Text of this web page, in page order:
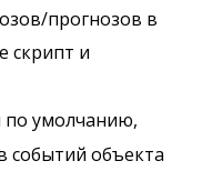
прогнозов в
скрипт и
по умолчанию,
событий объекта